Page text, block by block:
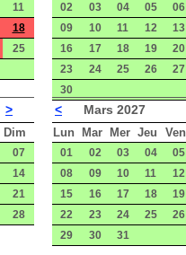
11
18
25
02
03 04 05 06
09
10 11 12 13
16
17 18 19 20
23
24 25 26 27
30
>
Dim
07
14
21
28
< Mars 2027
Lun Mar Mer Jeu Ven
01 02 03 04 05
08
09 10 11 12
15
16 17 18 19
22
23 24 25 26
29
30 31